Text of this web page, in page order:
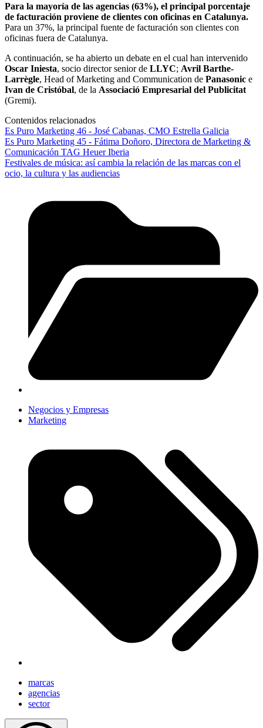
Para la mayoría de las agencias (63%), el principal porcentaje
de facturación proviene de clientes con oficinas en Catalunya.
Para un 37%, la principal fuente de facturación son clientes con
oficinas fuera de Catalunya.
A continuación, se ha abierto un debate en el cual han intervenido
Oscar Iniesta, socio director senior de LLYC; Avril Barthe-
Larrègle, Head of Marketing and Communication de Panasonic e
Ivan de Cristóbal, de la Associació Empresarial del Publicitat
(Gremi).
Contenidos relacionados
Es Puro Marketing 46 - José Cabanas, CMO Estrella Galicia
Es Puro Marketing 45 - Fátima Doñoro, Directora de Marketing &
Comunicación TAG Heuer Iberia
Festivales de música: así cambia la relación de las marcas con el
ocio, la cultura y las audiencias
Negocios y Empresas
Marketing
marcas
agencias
sector